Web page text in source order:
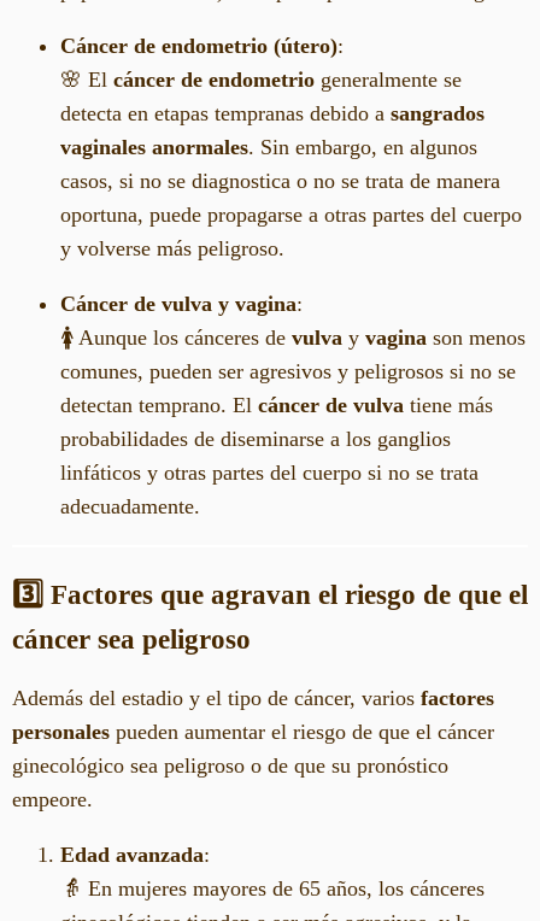
Cáncer de endometrio (útero):
🌸 El cáncer de endometrio generalmente se
detecta en etapas tempranas debido a sangrados
vaginales anormales. Sin embargo, en algunos
casos, si no se diagnostica o no se trata de manera
oportuna, puede propagarse a otras partes del cuerpo
y volverse más peligroso.
Cáncer de vulva y vagina:
🚺 Aunque los cánceres de vulva y vagina son menos
comunes, pueden ser agresivos y peligrosos si no se
detectan temprano. El cáncer de vulva tiene más
probabilidades de diseminarse a los ganglios
linfáticos y otras partes del cuerpo si no se trata
adecuadamente.
3️⃣ Factores que agravan el riesgo de que el
cáncer sea peligroso
Además del estadio y el tipo de cáncer, varios factores
personales pueden aumentar el riesgo de que el cáncer
ginecológico sea peligroso o de que su pronóstico
empeore.
Edad avanzada:
👵 En mujeres mayores de 65 años, los cánceres